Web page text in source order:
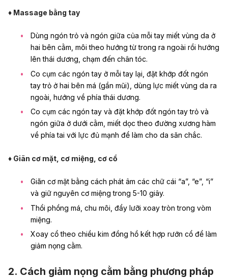
♦ Massage bằng tay
Dùng ngón trỏ và ngón giữa của mỗi tay miết vùng da ở
hai bên cằm, môi theo hướng từ trong ra ngoài rồi hướng
lên thái dương, chạm đến chân tóc.
Co cụm các ngón tay ở mỗi tay lại, đặt khớp đốt ngón
tay trỏ ở hai bên má (gần mũi), dùng lực miết vùng da ra
ngoài, hướng về phía thái dương.
Co cụm các ngón tay và đặt khớp đốt ngón tay trỏ và
ngón giữa ở dưới cằm, miết dọc theo đường xương hàm
về phía tai với lực đủ mạnh để làm cho da săn chắc.
♦ Giãn cơ mặt, cơ miệng, cơ cổ
Giãn cơ mặt bằng cách phát âm các chữ cái “a”, “e”, “i”
và giữ nguyên cơ miệng trong 5-10 giây.
Thổi phồng má, chu môi, đẩy lưỡi xoay tròn trong vòm
miệng.
Xoay cổ theo chiều kim đồng hồ kết hợp rướn cổ để làm
giảm nọng cằm.
2. Cách giảm nọng cằm bằng phương pháp